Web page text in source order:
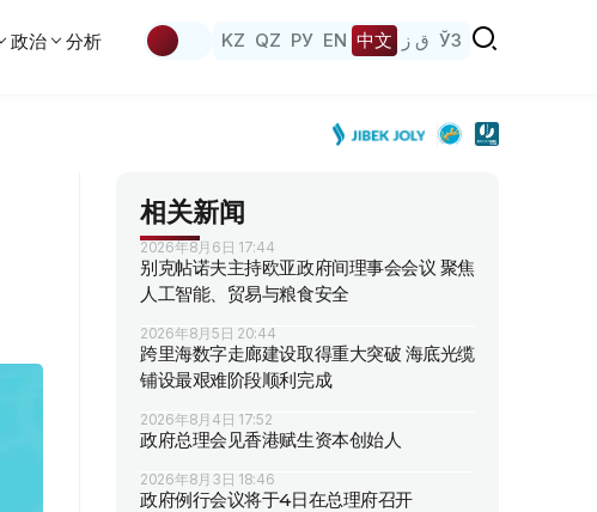
政治 分析 KZ QZ РУ EN 中文 ق ز ЎЗ
相关新闻
2026年8月6日 17:44
别克帖诺夫主持欧亚政府间理事会会议 聚焦
人工智能、贸易与粮食安全
2026年8月5日 20:44
跨里海数字走廊建设取得重大突破 海底光缆
铺设最艰难阶段顺利完成
2026年8月4日 17:52
政府总理会见香港赋生资本创始人
2026年8月3日 18:46
政府例行会议将于4日在总理府召开